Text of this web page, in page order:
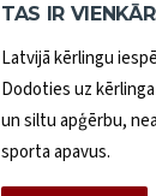
TAS IR
Latvijā kērlingu
Dodoties uz
un siltu apģērbu,
sporta apavus.